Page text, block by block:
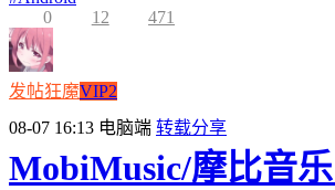
0
12 471
发帖狂魔VIP2
08-07 16:13 电脑端 转载分享
MobiMusic/摩比音